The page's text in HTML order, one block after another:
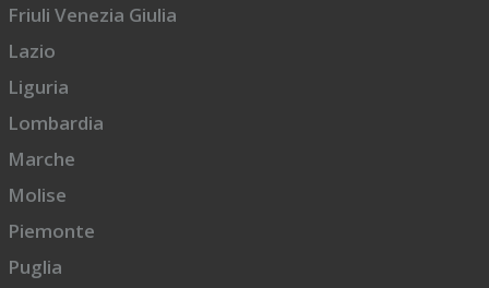
Friuli Venezia Giulia
Lazio
Liguria
Lombardia
Marche
Molise
Piemonte
Puglia